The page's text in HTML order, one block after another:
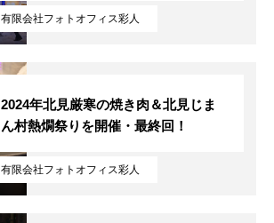
有限会社フォトオフィス彩人
有限会社フォトオフィス彩人
2024年北見厳寒の焼き肉＆北見じま
ん村熱燗祭りを開催・最終回！